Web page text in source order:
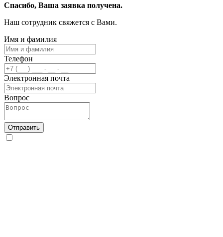
Спасибо, Ваша заявка получена.
Наш сотрудник свяжется с Вами.
Имя и фамилия
Телефон
Электронная почта
Вопрос
Отправить